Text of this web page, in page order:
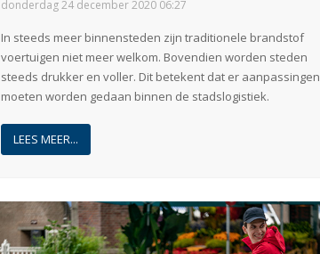
donderdag 24 december 2020 06:27
In steeds meer binnensteden zijn traditionele brandstof
voertuigen niet meer welkom. Bovendien worden steden
steeds drukker en voller. Dit betekent dat er aanpassingen
moeten worden gedaan binnen de stadslogistiek.
LEES MEER...